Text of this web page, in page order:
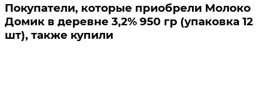
Покупатели, которые приобрели Молоко
Домик в деревне 3,2% 950 гр (упаковка 12
шт), также купили